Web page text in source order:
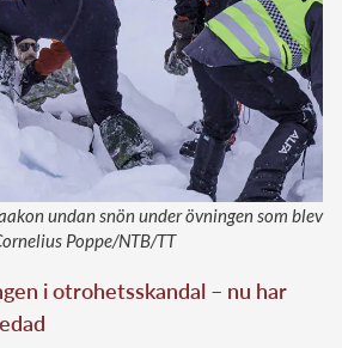
undan snön under övningen som blev
Poppe/NTB/TT
i otrohetsskandal – nu har